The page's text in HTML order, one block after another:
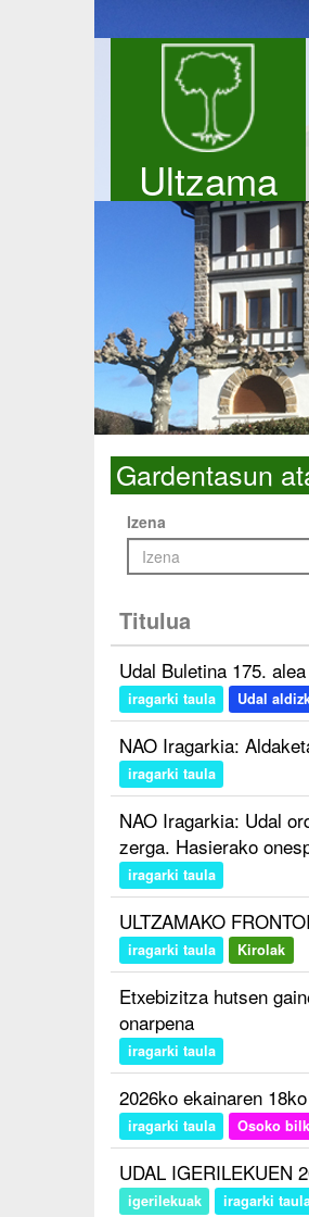
Ultzama
Gardentasun
Izena
Titulua
Udal Buletina 175.
iragarki taula Udal
NAO Iragarkia:
iragarki taula
NAO Iragarkia: Udal
zerga. Hasierako
iragarki taula
ULTZAMAKO
iragarki taula Kirolak
Etxebizitza hutsen
onarpena
iragarki taula
2026ko ekainaren
iragarki taula Osoko
UDAL IGERILEKUEN
igerilekuak iragarki